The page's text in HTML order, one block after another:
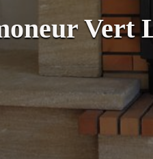
Vert